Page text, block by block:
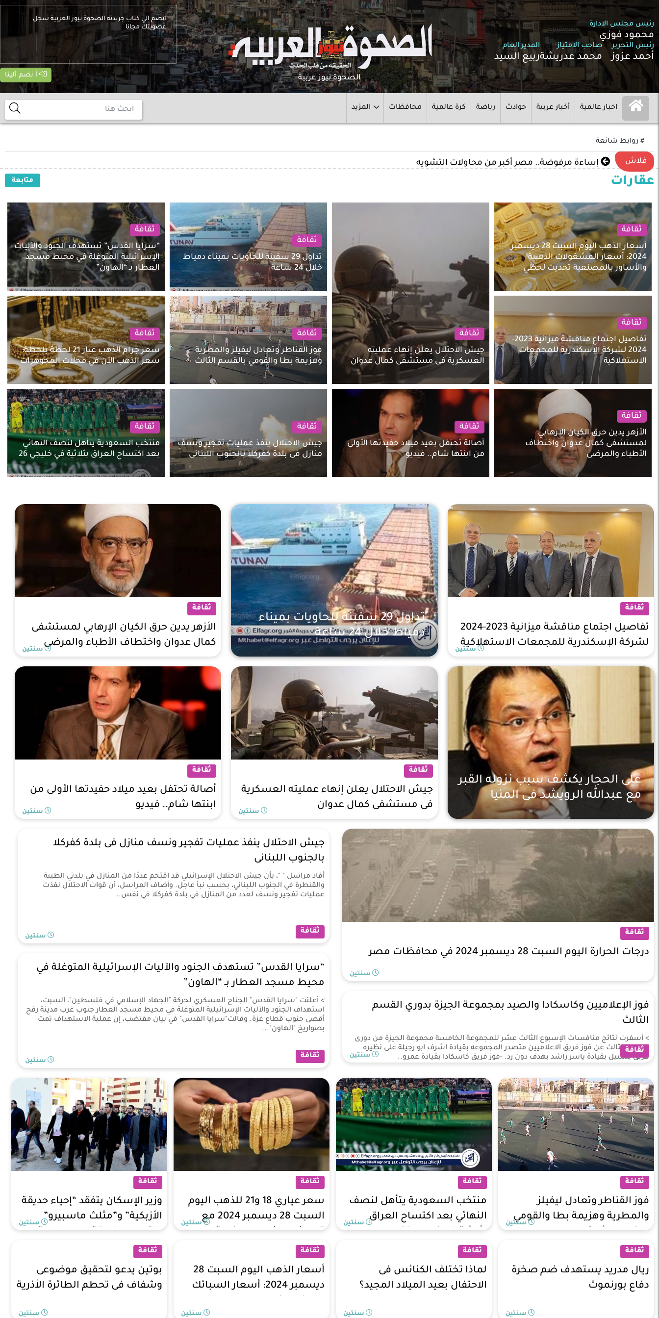
رئيس مجلس الادارة
محمود فوزي
رئيس التحرير
أحمد عزوز
صاحب الامتياز
محمد عدريشة
المدير العام
ربيع السيد
الصحوة نيوز عربية
انضم الي كتاب جريدته الصحوة نيوز العربية سجل
عضويتك مجانا
أ نضم ألينا
اخبار عالمية أخبار عربية حوادث رياضة كرة عالمية محافظات المزيد
# روابط شائعة
فلاش إساءة مرفوضة.. مصر أكبر من محاولات التشويه
عقارات متابعة
ثقافة
أسعار الذهب اليوم السبت 28 ديسمبر
2024: أسعار المشغولات الذهبية
والأساور بالمصنعية تحديث لحظي
ثقافة
تفاصيل اجتماع مناقشة ميزانية 2023-
2024 لشركة الإسكندرية للمجمعات
الاستهلاكية
ثقافة
الأزهر يدين حرق الكيان الإرهابي
لمستشفى كمال عدوان واختطاف
الأطباء والمرضى
ثقافة
جيش الاحتلال يعلن إنهاء عمليته
العسكرية فى مستشفى كمال عدوان
ثقافة
أصالة تحتفل بعيد ميلاد حفيدتها الأولى
من ابنتها شام.. فيديو
ثقافة
تداول 29 سفينة للحاويات بميناء دمياط
خلال 24 ساعة
ثقافة
فوز القناطر وتعادل ليفيلز والمطرية
وهزيمة بطا والقومي بالقسم الثالث
ثقافة
جيش الاحتلال ينفذ عمليات تفجير ونسف
منازل فى بلدة كفركلا بالجنوب اللبنانى
ثقافة
“سرايا القدس” تستهدف الجنود والآليات
الإسرائيلية المتوغلة في محيط مسجد
العطار بـ “الهاون”
ثقافة
سعر جرام الذهب عيار 21 لحظة بلحظة:
سعر الذهب الآن في محلات المجوهرات
ثقافة
منتخب السعودية يتأهل لنصف النهائي
بعد اكتساح العراق بثلاثية في خليجي 26
ثقافة
تفاصيل اجتماع مناقشة ميزانية 2023-2024
لشركة الإسكندرية للمجمعات الاستهلاكية
سنتين
ثقافة
تداول 29 سفينة للحاويات بميناء
دمياط خلال 24 ساعة
ثقافة
الأزهر يدين حرق الكيان الإرهابي لمستشفى
كمال عدوان واختطاف الأطباء والمرضى
سنتين
ثقافة
على الحجار يكشف سبب نزوله القبر
مع عبدالله الرويشد فى المنيا
ثقافة
جيش الاحتلال يعلن إنهاء عمليته العسكرية
فى مستشفى كمال عدوان
سنتين
ثقافة
أصالة تحتفل بعيد ميلاد حفيدتها الأولى من
ابنتها شام.. فيديو
سنتين
ثقافة
درجات الحرارة اليوم السبت 28 ديسمبر 2024 في محافظات مصر
سنتين
فوز الإعلاميين وكاسكادا والصيد بمجموعة الجيزة بدوري القسم
الثالث
> أسفرت نتائج منافسات الإسبوع الثالث عشر للمجموعة الخامسة مجموعة الجيزة من دورى
القسم الثالث عن فوز فريق الاعلاميين متصدر المجموعه بقيادة اشرف ابو رجيلة على نظيره
فريق بشتيل بقيادة ياسر راشد بهدف دون رد. -فوز فريق كاسكادا بقيادة عمرو..
ثقافة
سنتين
جيش الاحتلال ينفذ عمليات تفجير ونسف منازل فى بلدة كفركلا
بالجنوب اللبنانى
أفاد مراسل " "، بأن جيش الاحتلال الإسرائيلي قد اقتحم عددًا من المنازل في بلدتي الطيبة
والقنطرة في الجنوب اللبناني، بحسب نبأ عاجل. وأضاف المراسل، أن قوات الاحتلال نفذت
عمليات تفجير ونسف لعدد من المنازل في بلدة كفركلا في نفس..
ثقافة
سنتين
“سرايا القدس” تستهدف الجنود والآليات الإسرائيلية المتوغلة في
محيط مسجد العطار بـ “الهاون”
> أعلنت "سرايا القدس" الجناح العسكري لحركة "الجهاد الإسلامي في فلسطين"، السبت،
استهداف الجنود والآليات الإسرائيلية المتوغلة في محيط مسجد العطار جنوب غرب مدينة رفح
أقصى جنوب قطاع غزة. وقالت"سرايا القدس" في بيان مقتضب، إن عملية الاستهداف تمت
بصواريخ "الهاون"...
ثقافة
سنتين
ثقافة
فوز القناطر وتعادل ليفيلز
والمطرية وهزيمة بطا والقومي
بالقسم الثالث
سنتين
ثقافة
ريال مدريد يستهدف ضم صخرة
دفاع بورنموث
سنتين
ثقافة
منتخب السعودية يتأهل لنصف
النهائي بعد اكتساح العراق
بثلاثية في خليجي 26
سنتين
ثقافة
لماذا تختلف الكنائس فى
الاحتفال بعيد الميلاد المجيد؟
سنتين
ثقافة
سعر عياري 18 و21 للذهب اليوم
السبت 28 ديسمبر 2024 مع
تحديث مباشر للمصنعية
والدمغة
سنتين
ثقافة
أسعار الذهب اليوم السبت 28
ديسمبر 2024: أسعار السبائك
سنتين
ثقافة
وزير الإسكان يتفقد “إحياء حديقة
الأزبكية” و”مثلث ماسبيرو”
و”تطوير منطقة مطار إمبابة”
سنتين
ثقافة
بوتين يدعو لتحقيق موضوعى
وشفاف فى تحطم الطائرة الأذرية
سنتين